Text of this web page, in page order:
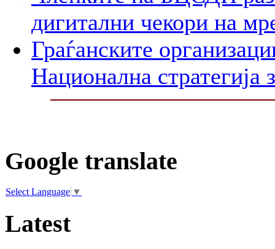
дигитални чекори на
Граѓанските
Национална стратегија
Google translate
Select Language ▼
Latest